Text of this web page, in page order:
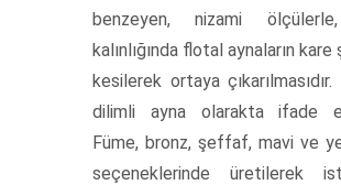
benzeyen, nizami
kalınlığında flotal aynaların kare
kesilerek ortaya
dilimli ayna olarakta ifade
Füme, bronz, şeffaf, mavi ve
seçeneklerinde üretilerek